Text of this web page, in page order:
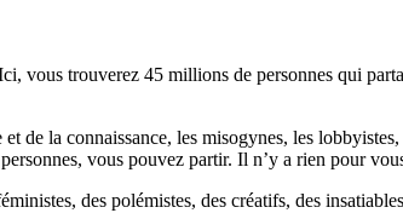
vous trouverez 45 millions de personnes qui
de la connaissance, les misogynes, les
vous pouvez partir. Il n’y a rien pour
des polémistes, des créatifs, des